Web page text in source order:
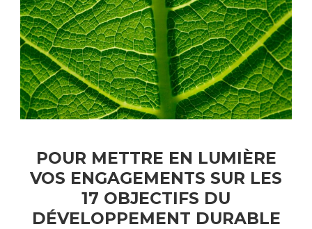
POUR METTRE EN LUMIÈRE
VOS ENGAGEMENTS SUR LES
17 OBJECTIFS DU
DÉVELOPPEMENT DURABLE